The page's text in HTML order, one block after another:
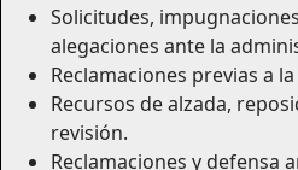
Solicitudes,
alegaciones ante la
Reclamaciones previas a
Recursos de alzada,
revisión.
Reclamaciones y defensa